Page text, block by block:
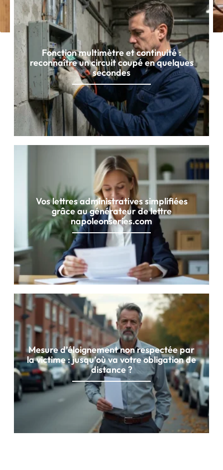
Fonction multimètre et continuité :
reconnaître un circuit coupé en quelques
secondes
Vos lettres administratives simplifiées
grâce au générateur de lettre
napoleonseries.com
Mesure d’éloignement non respectée par
la victime : jusqu’où va votre obligation de
distance ?